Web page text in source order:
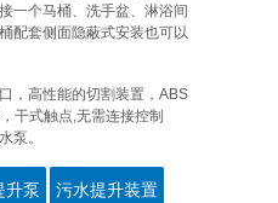
一个马桶、洗手盆、淋浴间
配套侧面隐蔽式安装也可以
，高性能的切割装置，ABS
干式触点,无需连接控制
泵。
升泵 污水提升装置